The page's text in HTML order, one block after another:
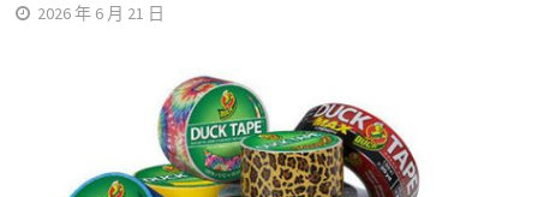
2026 年 6 月 21 日